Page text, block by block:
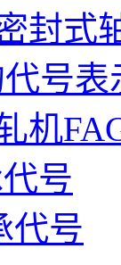
封式
号表
机
号
代号